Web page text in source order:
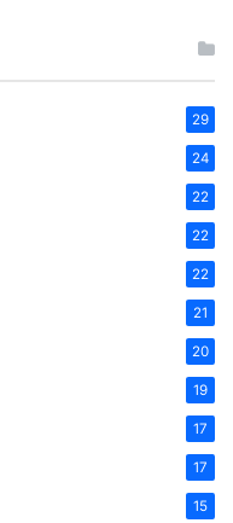
29
24
22
22
22
21
20
19
17
17
15